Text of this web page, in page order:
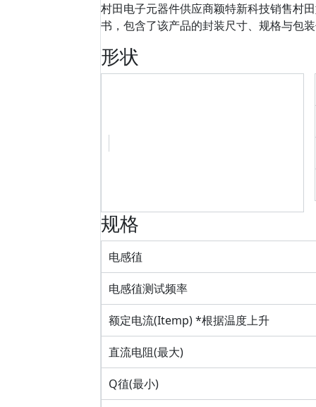
村田电子元器件供应商颖特新科技销售村
书，包含了该产品的封装尺寸、规格与包
形状
规格
电感徝
电感徝测试频率
额定电流(Itemp) *根据温度上升
直流电阻(最大)
Q徝(最小)